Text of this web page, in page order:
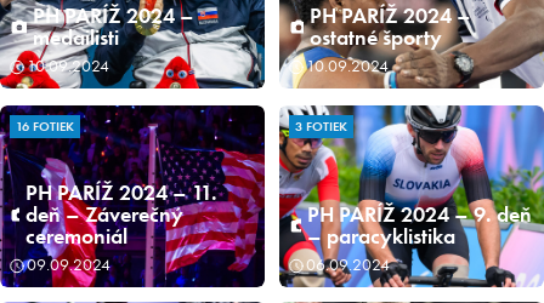
PH PARÍŽ 2024 –
medailisti
10.09.2024
PH PARÍŽ 2024 –
ostatné športy
10.09.2024
16 FOTIEK
PH PARÍŽ 2024 – 11.
deň – Záverečný
ceremoniál
09.09.2024
3 FOTIEK
PH PARÍŽ 2024 – 9. deň
– paracyklistika
06.09.2024